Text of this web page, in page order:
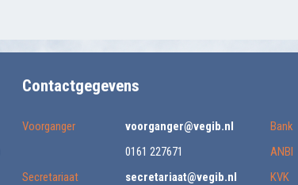
Contactgegevens
Voorganger
voorganger@vegib.nl
0161 227671
Secretariaat
secretariaat@vegib.nl
Bank
ANBI
KVK